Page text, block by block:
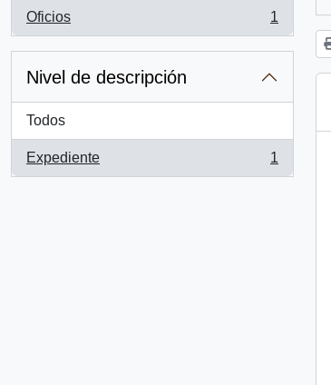
Oficios
, 1 resultados
1
Nivel de descripción
Todos
Expediente
, 1 resultados
1